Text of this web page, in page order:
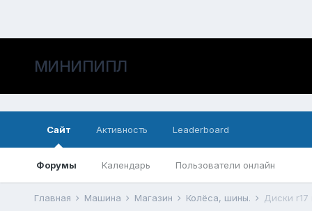
МИНИПИПЛ
Сайт
Форумы Календарь Пользователи онлайн
Активность Leaderboard
Главная Машина Магазин Колёса, шины. Диски r17